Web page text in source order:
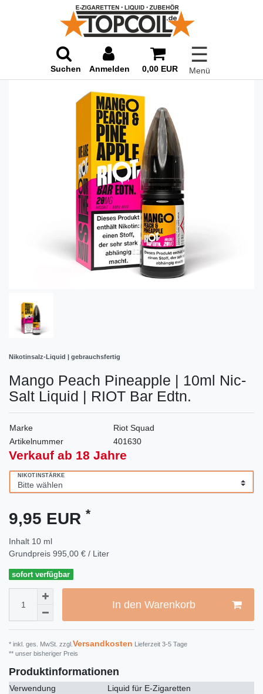
Suchen Anmelden 0,00 EUR
☰
Menü
Nikotinsalz-Liquid | gebrauchsfertig
Mango Peach Pineapple | 10ml Nic-
Salt Liquid | RIOT Bar Edtn.
Marke
Riot Squad
Artikelnummer
401630
Verkauf ab 18 Jahre
NIKOTINSTÄRKE
9,95 EUR *
Inhalt 10 ml
Grundpreis 995,00 € / Liter
sofort verfügbar
In den Warenkorb
* inkl. ges. MwSt. zzgl. Versandkosten Lieferzeit 3-5 Tage
** unser bisheriger Preis
Produktinformationen
Verwendung
Liquid für E-Zigaretten